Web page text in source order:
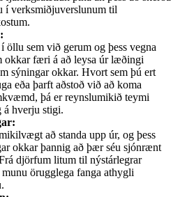
í verksmiðjuverslunum til
öllu sem við gerum og þess vegna
okkar færi á að leysa úr læðingi
sýningar okkar. Hvort sem þú ert
eða þarft aðstoð við að koma
þá er reynslumikið teymi
á hverju stigi.
að standa upp úr, og þess
okkar þannig að þær séu sjónrænt
djörfum litum til nýstárlegrar
örugglega fanga athygli